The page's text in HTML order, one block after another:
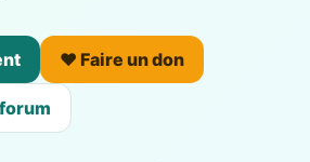
❤️ Faire un don